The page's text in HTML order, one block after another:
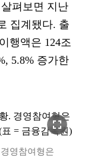
살펴보면 지난
집계됐다. 출
행액은 124조
5.8% 증가한
fullscreen
영참여형은